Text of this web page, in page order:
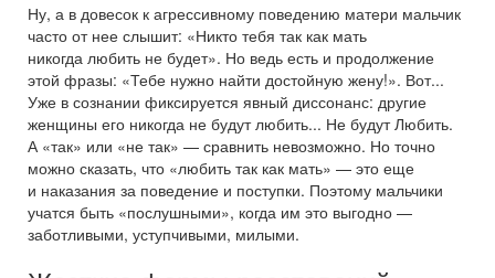
Ну, а в довесок к агрессивному поведению матери мальчик
часто от нее слышит: «Никто тебя так как мать
никогда любить не будет». Но ведь есть и продолжение
этой фразы: «Тебе нужно найти достойную жену!». Вот...
Уже в сознании фиксируется явный диссонанс: другие
женщины его никогда не будут любить... Не будут Любить.
А «так» или «не так» — сравнить невозможно. Но точно
можно сказать, что «любить так как мать» — это еще
и наказания за поведение и поступки. Поэтому мальчики
учатся быть «послушными», когда им это выгодно —
заботливыми, уступчивыми, милыми.